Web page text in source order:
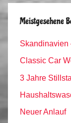
Meistgesehene
Skandinavien
Classic Car
3 Jahre
Neuer Anlauf